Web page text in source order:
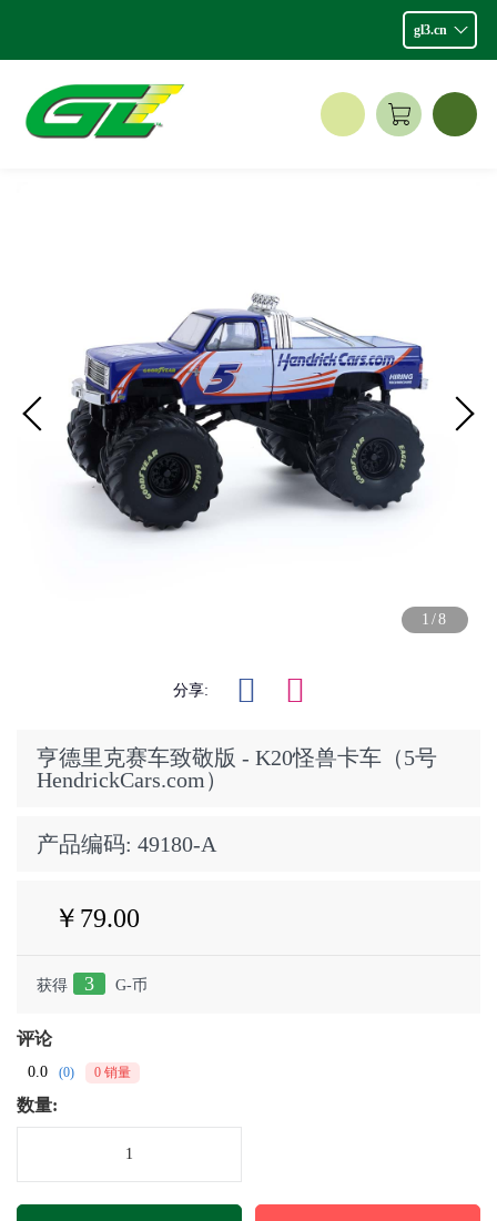
gl3.cn
1/8
分享:
亨德里克赛车致敬版 - K20怪兽卡车（5号
HendrickCars.com）
产品编码: 49180-A
￥79.00
获得 3 G-币
评论
0.0 (0) 0 销量
数量: